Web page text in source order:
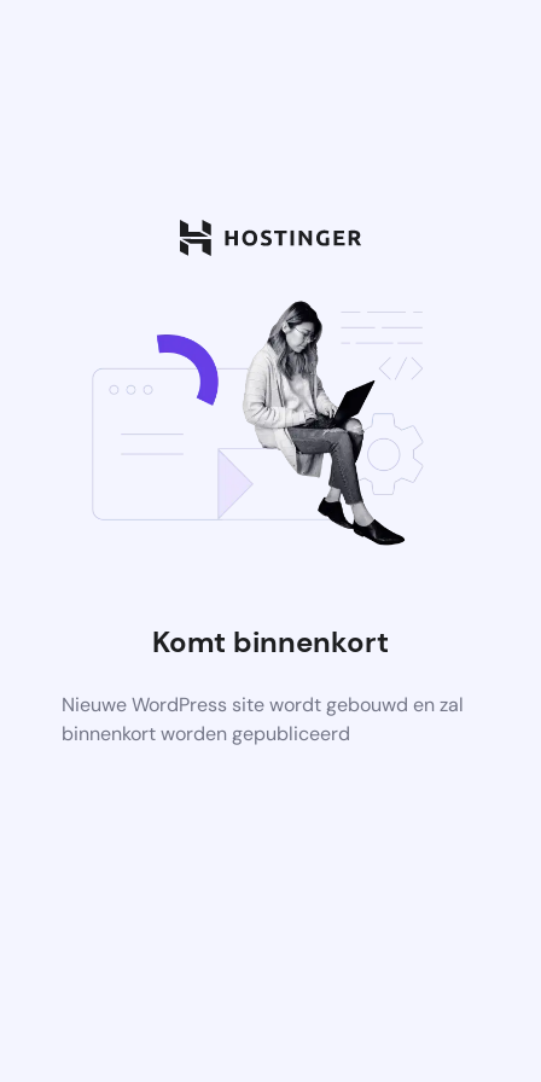
Komt binnenkort
Nieuwe WordPress site wordt gebouwd en zal
binnenkort worden gepubliceerd